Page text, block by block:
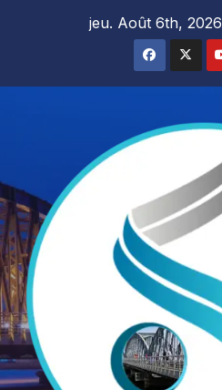
jeu. Août 6th, 2026